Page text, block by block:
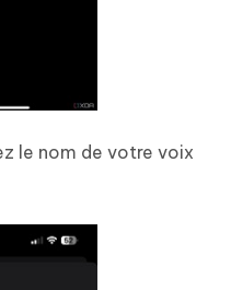
le nom de votre voix